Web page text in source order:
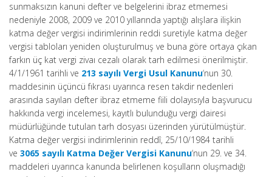
sunmaksızın kanuni defter ve belgelerini ibraz etmemesi
nedeniyle 2008, 2009 ve 2010 yıllarında yaptığı alışlara ilişkin
katma değer vergisi indirimlerinin reddi suretiyle katma değer
vergisi tabloları yeniden oluşturulmuş ve buna göre ortaya çıkan
farkın üç kat vergi zivaı cezalı olarak tarh edilmesi önerilmiştir.
4/1/1961 tarihli ve 213 sayılı Vergi Usul Kanunu‘nun 30.
maddesinin üçüncü fıkrası uyarınca resen takdir nedenleri
arasında sayılan defter ibraz etmeme fiili dolayısıyla başvurucu
hakkında vergi incelemesi, kayıtlı bulunduğu vergi dairesi
müdürlüğünde tutulan tarh dosyası üzerinden yürütülmüştür.
Katma değer vergisi indirimlerinin reddî, 25/10/1984 tarihli
ve 3065 sayılı Katma Değer Vergisi Kanunu‘nun 29. ve 34.
maddeleri uyarınca kanunda belirlenen koşulların oluşmadığı